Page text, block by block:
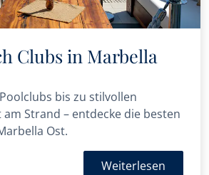
Clubs in Marbella
bis zu stilvollen
Strand – entdecke die besten
Ost.
Weiterlesen